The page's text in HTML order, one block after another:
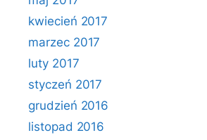
kwiecień 2017
marzec 2017
luty 2017
styczeń 2017
grudzień 2016
listopad 2016